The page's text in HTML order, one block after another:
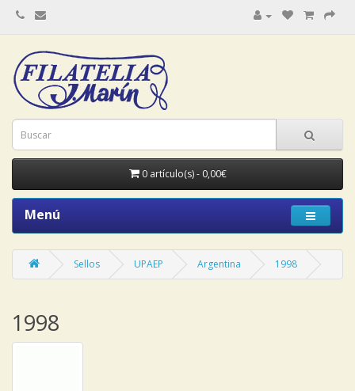
0 artículo(s) - 0,00€
Menú
Sellos UPAEP Argentina 1998
1998